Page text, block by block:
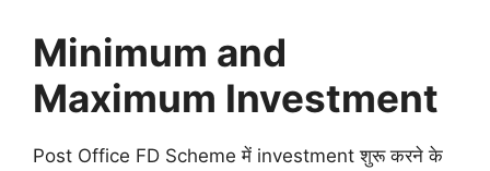
Minimum and
Maximum Investment
Post Office FD Scheme में investment शुरू करने के